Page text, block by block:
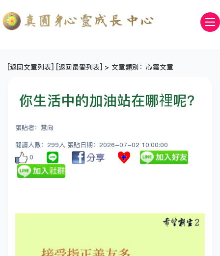
[返回文章列表] [返回最愛列表] > 文章類別：心靈文章
你生活中的加油站在哪𥚃呢？
張貼者：慧向
閱讀人數：299人 張貼日期：2026-07-02 10:00:00
0